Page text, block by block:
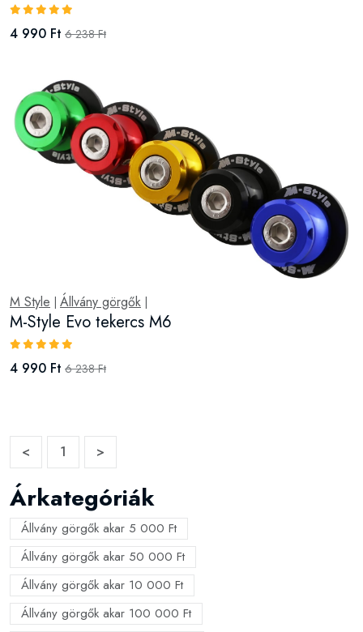
4 990 Ft 6 238 Ft
M Style Állvány görgők
M-Style Evo tekercs M6
4 990 Ft 6 238 Ft
< 1 >
Árkategóriák
Állvány görgők akar 5 000 Ft
Állvány görgők akar 50 000 Ft
Állvány görgők akar 10 000 Ft
Állvány görgők akar 100 000 Ft